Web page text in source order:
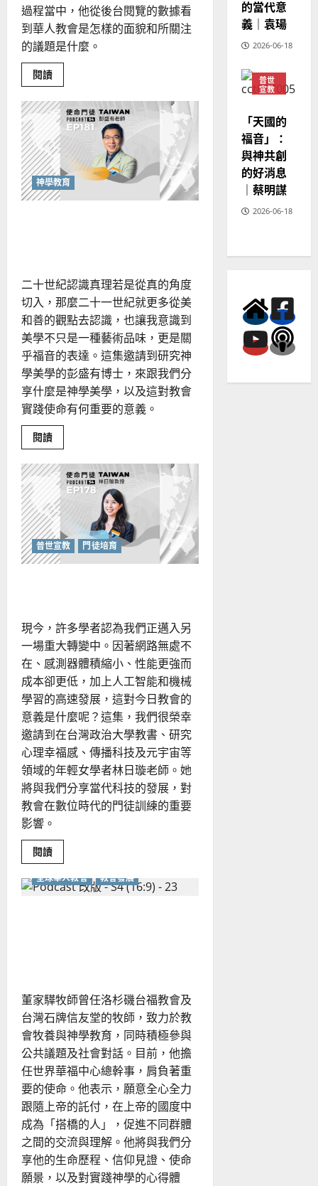
過程當中，他從後台閱覽的數據看
到華人教會是怎樣的面貌和所關注
的議題是什麼。
閱讀Read
more
多
重
身
分
中
的
忠
心：
公
共
神
神學教育
二十世紀認識真理若是從真的角度
切入，那麼二十一世紀就更多從美
和善的觀點去認識，也讓我意識到
美學不只是一種藝術品味，更是關
乎福音的表達。這集邀請到研究神
學美學的彭盛有博士，來跟我們分
享什麼是神學美學，以及這對教會
實踐使命有何重要的意義。
閱讀Read
more
神
學
美
學
初
探：
以
「美」
與
神
相
普世宣教 門徒培育
現今，許多學者認為我們正邁入另
一場重大轉變中。因著網路無處不
在、感測器體積縮小、性能更強而
成本卻更低，加上人工智能和機械
學習的高速發展，這對今日教會的
意義是什麼呢？這集，我們很榮幸
邀請到在台灣政治大學教書、研究
心理幸福感、傳播科技及元宇宙等
領域的年輕女學者林日璇老師。她
將與我們分享當代科技的發展，對
教會在數位時代的門徒訓練的重要
影響。
閱讀Read
more
數
位
全球華人教會 教會發展
董家驊牧師曾任洛杉磯台福教會及
台灣石牌信友堂的牧師，致力於教
會牧養與神學教育，同時積極參與
公共議題及社會對話。目前，他擔
任世界華福中心總幹事，肩負著重
要的使命。他表示，願意全心全力
跟隨上帝的託付，在上帝的國度中
成為「搭橋的人」，促進不同群體
之間的交流與理解。他將與我們分
享他的生命歷程、信仰見證、使命
願景，以及對實踐神學的心得體
的當代意
義｜袁瑒
2026-06-18
普世
宣教
「天國的
福音」：
與神共創
的好消息
｜蔡明謀
2026-06-18